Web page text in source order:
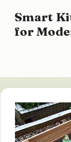
contenu
Smart
for